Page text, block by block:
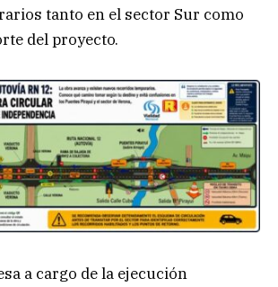
tanto en el sector Sur como
del proyecto.
a cargo de la ejecución